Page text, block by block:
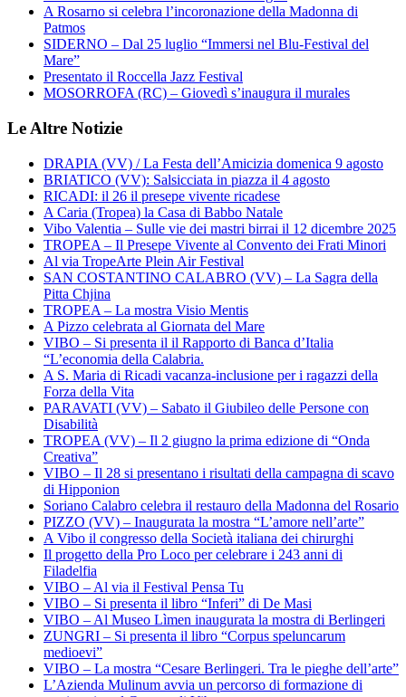
A Rosarno si celebra l’incoronazione della Madonna di
Patmos
SIDERNO – Dal 25 luglio “Immersi nel Blu-Festival del
Mare”
Presentato il Roccella Jazz Festival
MOSORROFA (RC) – Giovedì s’inaugura il murales
Le Altre Notizie
DRAPIA (VV) / La Festa dell’Amicizia domenica 9 agosto
BRIATICO (VV): Salsicciata in piazza il 4 agosto
RICADI: il 26 il presepe vivente ricadese
A Caria (Tropea) la Casa di Babbo Natale
Vibo Valentia – Sulle vie dei mastri birrai il 12 dicembre 2025
TROPEA – Il Presepe Vivente al Convento dei Frati Minori
Al via TropeArte Plein Air Festival
SAN COSTANTINO CALABRO (VV) – La Sagra della
Pitta Chjina
TROPEA – La mostra Visio Mentis
A Pizzo celebrata al Giornata del Mare
VIBO – Si presenta il il Rapporto di Banca d’Italia
“L’economia della Calabria.
A S. Maria di Ricadi vacanza-inclusione per i ragazzi della
Forza della Vita
PARAVATI (VV) – Sabato il Giubileo delle Persone con
Disabilità
TROPEA (VV) – Il 2 giugno la prima edizione di “Onda
Creativa”
VIBO – Il 28 si presentano i risultati della campagna di scavo
di Hipponion
Soriano Calabro celebra il restauro della Madonna del Rosario
PIZZO (VV) – Inaugurata la mostra “L’amore nell’arte”
A Vibo il congresso della Società italiana dei chirurghi
Il progetto della Pro Loco per celebrare i 243 anni di
Filadelfia
VIBO – Al via il Festival Pensa Tu
VIBO – Si presenta il libro “Inferi” di De Masi
VIBO – Al Museo Lìmen inaugurata la mostra di Berlingeri
ZUNGRI – Si presenta il libro “Corpus speluncarum
medioevi”
VIBO – La mostra “Cesare Berlingeri. Tra le pieghe dell’arte”
L’Azienda Mulinum avvia un percorso di formazione di